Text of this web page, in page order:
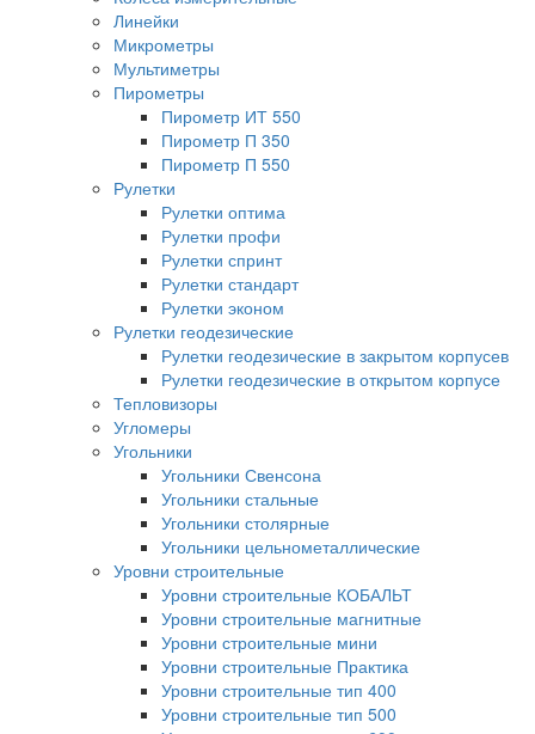
Линейки
Микрометры
Мультиметры
Пирометры
Пирометр ИТ 550
Пирометр П 350
Пирометр П 550
Рулетки
Рулетки оптима
Рулетки профи
Рулетки спринт
Рулетки стандарт
Рулетки эконом
Рулетки геодезические
Рулетки геодезические в закрытом корпусев
Рулетки геодезические в открытом корпусе
Тепловизоры
Угломеры
Угольники
Угольники Свенсона
Угольники стальные
Угольники столярные
Угольники цельнометаллические
Уровни строительные
Уровни строительные КОБАЛЬТ
Уровни строительные магнитные
Уровни строительные мини
Уровни строительные Практика
Уровни строительные тип 400
Уровни строительные тип 500